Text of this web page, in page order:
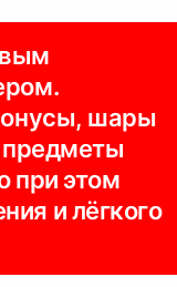
шары
предметы
при этом
и лёгкого